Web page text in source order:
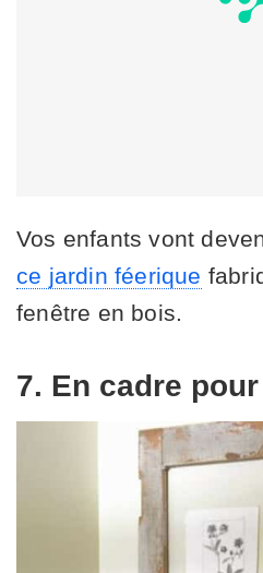
Vos enfants vont
ce jardin féerique
fenêtre en bois.
7. En cadre